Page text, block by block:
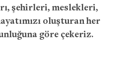
şehirleri, meslekleri,
oluşturan her
göre çekeriz.